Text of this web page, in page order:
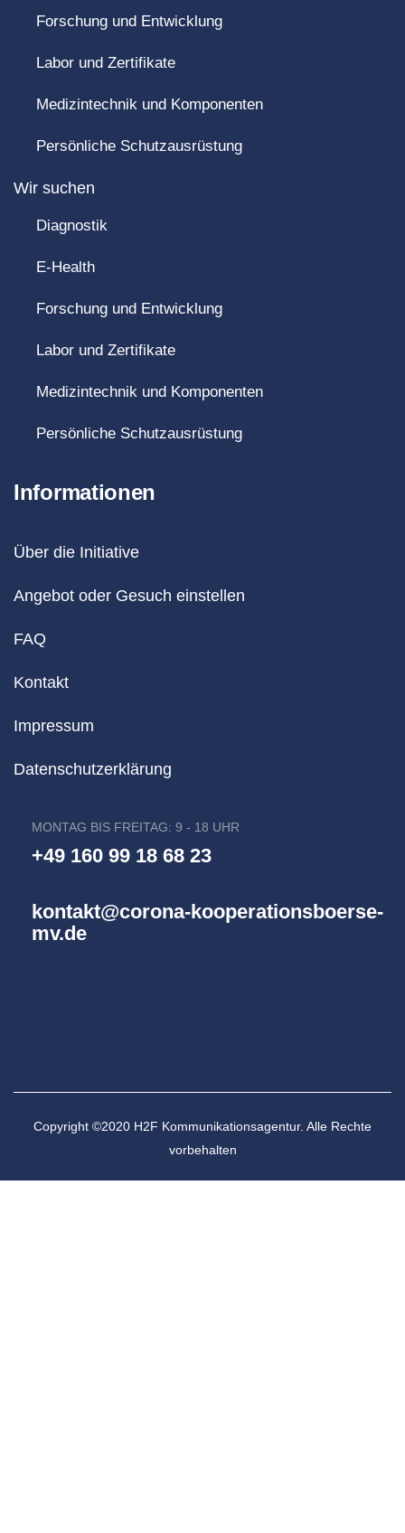
Forschung und Entwicklung
Labor und Zertifikate
Medizintechnik und Komponenten
Persönliche Schutzausrüstung
Wir suchen
Diagnostik
E-Health
Forschung und Entwicklung
Labor und Zertifikate
Medizintechnik und Komponenten
Persönliche Schutzausrüstung
Informationen
Über die Initiative
Angebot oder Gesuch einstellen
FAQ
Kontakt
Impressum
Datenschutzerklärung
MONTAG BIS FREITAG: 9 - 18 UHR
+49 160 99 18 68 23
kontakt@corona-kooperationsboerse-
mv.de
Copyright ©2020 H2F Kommunikationsagentur. Alle Rechte
vorbehalten